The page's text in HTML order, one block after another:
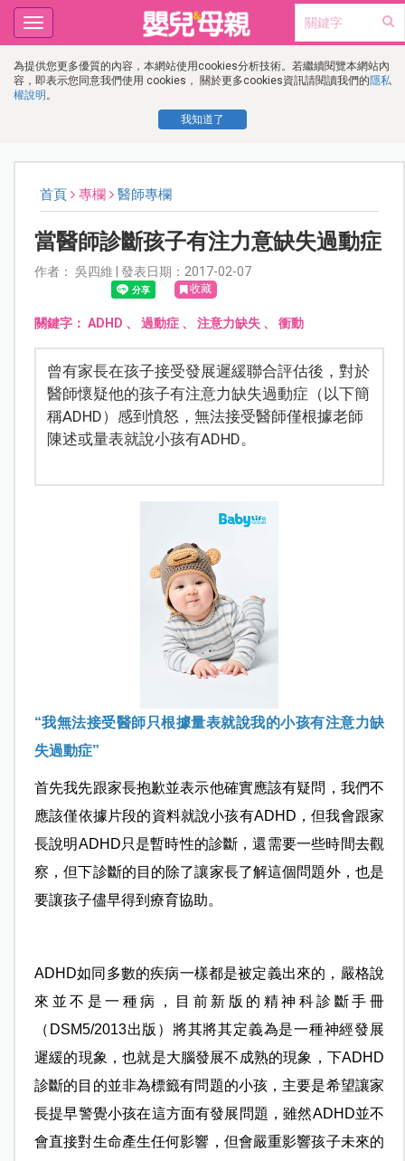
為提供您更多優質的內容，本網站使用cookies分析技術。若繼續閱覽本網站內
容，即表示您同意我們使用 cookies， 關於更多cookies資訊請閱讀我們的隱私
權說明 。
我知道了
Toggle
navigation
首頁 專欄 醫師專欄
當醫師診斷孩子有注力意缺失過動症
作者： 吳四維 | 發表日期：2017-02-07
收藏
關鍵字： ADHD 、 過動症、 注意力缺失、 衝動
曾有家長在孩子接受發展遲緩聯合評估後，對於
醫師懷疑他的孩子有注意力缺失過動症（以下簡
稱ADHD）感到憤怒，無法接受醫師僅根據老師
陳述或量表就說小孩有ADHD。
“我無法接受醫師只根據量表就說我的小孩有注意力缺
失過動症”
首先我先跟家長抱歉並表示他確實應該有疑問，我們不
應該僅依據片段的資料就說小孩有ADHD，但我會跟家
長說明ADHD只是暫時性的診斷，還需要一些時間去觀
察，但下診斷的目的除了讓家長了解這個問題外，也是
要讓孩子儘早得到療育協助。
ADHD如同多數的疾病一樣都是被定義出來的，嚴格說
來並不是一種病，目前新版的精神科診斷手冊
（DSM5/2013出版）將其將其定義為是一種神經發展
遲緩的現象，也就是大腦發展不成熟的現象，下ADHD
診斷的目的並非為標籤有問題的小孩，主要是希望讓家
長提早警覺小孩在這方面有發展問題，雖然ADHD並不
會直接對生命產生任何影響，但會嚴重影響孩子未來的